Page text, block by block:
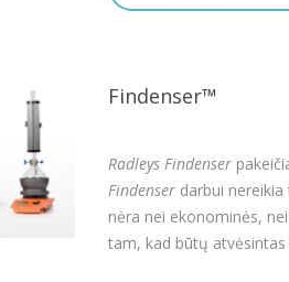
Findenser™
Radleys Findenser
Findenserdarbui nereikia
nėra nei ekonominės,
tam, kad būtų